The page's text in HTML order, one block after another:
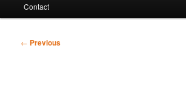
Contact
Post
← Previous